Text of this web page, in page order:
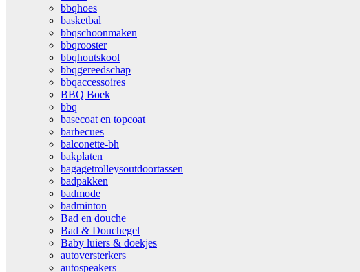
bbqhoes
basketbal
bbqschoonmaken
bbqrooster
bbqhoutskool
bbqgereedschap
bbqaccessoires
BBQ Boek
bbq
basecoat en topcoat
barbecues
balconette-bh
bakplaten
bagagetrolleysoutdoortassen
badpakken
badmode
badminton
Bad en douche
Bad & Douchegel
Baby luiers & doekjes
autoversterkers
autospeakers